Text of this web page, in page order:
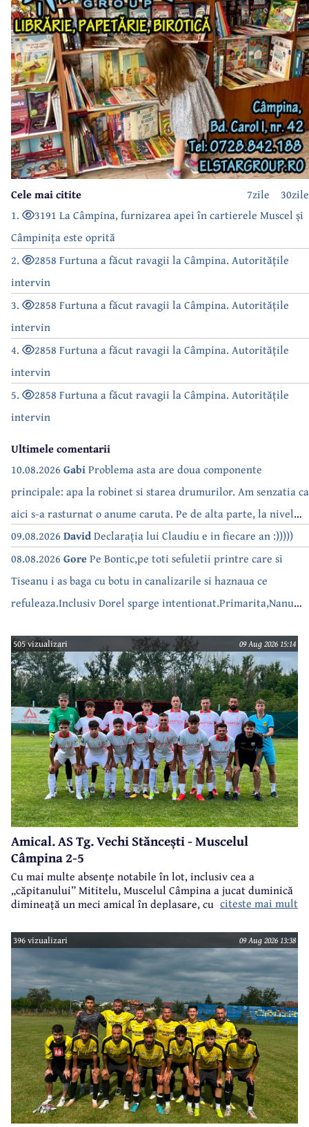
30zile
7zile
Cele mai citite
1.
3191 La Câmpina, furnizarea apei în cartierele Muscel și
Câmpinița este oprită
2.
2858 Furtuna a făcut ravagii la Câmpina. Autoritățile
intervin
3.
2858 Furtuna a făcut ravagii la Câmpina. Autoritățile
intervin
4.
2858 Furtuna a făcut ravagii la Câmpina. Autoritățile
intervin
5.
2858 Furtuna a făcut ravagii la Câmpina. Autoritățile
intervin
Ultimele comentarii
10.08.2026 GabiProblema asta are doua componente
principale: apa la robinet si starea drumurilor. Am senzatia ca
aici s-a rasturnat o anume caruta. Pe de alta parte, la nivel
national, serialul asta deja a difuzat episoadele 'fara apa' si
'fara energie'. Banuiesc ca urmeaza episodul 'fara hrana'.
09.08.2026 DavidDeclarația lui Claudiu e in fiecare an :)))))
08.08.2026 GorePe Bontic,pe toti sefuletii printre care si
Tiseanu i as baga cu botu in canalizarile si haznaua ce
refuleaza.Inclusiv Dorel sparge intentionat.Primarita,Nanu
505 vizualizari 09 Aug 2026 15:14
Amical. AS Tg. Vechi Stăncești - Muscelul
Câmpina 2-5
Cu mai multe absențe notabile în lot, inclusiv cea a
„căpitanului” Mititelu, Muscelul Câmpina a jucat duminică
dimineață un meci amical în deplasare, cu formația AS Tg.
citeste mai mult
396 vizualizari 09 Aug 2026 13:38